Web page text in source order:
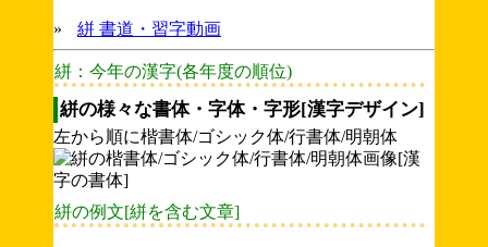
» 絣 書道・習字動画
絣：今年の漢字(各年度の順位)
絣の様々な書体・字体・字形[漢字デザイン]
左から順に楷書体/ゴシック体/行書体/明朝体
絣の例文[絣を含む文章]